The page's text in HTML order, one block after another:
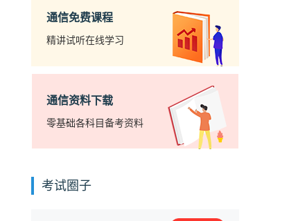
通信免费课程
精讲试听在线学习
通信资料下载
零基础各科目备考资料
考试圈子